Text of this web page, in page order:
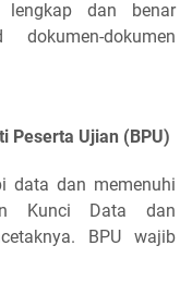
dan benar
dokumen
Peserta Ujian (BPU)
data dan memenuhi
Kunci Data dan
BPU wajib